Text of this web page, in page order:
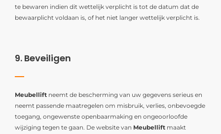
te bewaren indien dit wettelijk verplicht is tot de datum dat de
bewaarplicht voldaan is, of het niet langer wettelijk verplicht is.
9. Beveiligen
Meubellift neemt de bescherming van uw gegevens serieus en
neemt passende maatregelen om misbruik, verlies, onbevoegde
toegang, ongewenste openbaarmaking en ongeoorloofde
wijziging tegen te gaan. De website van Meubellift maakt